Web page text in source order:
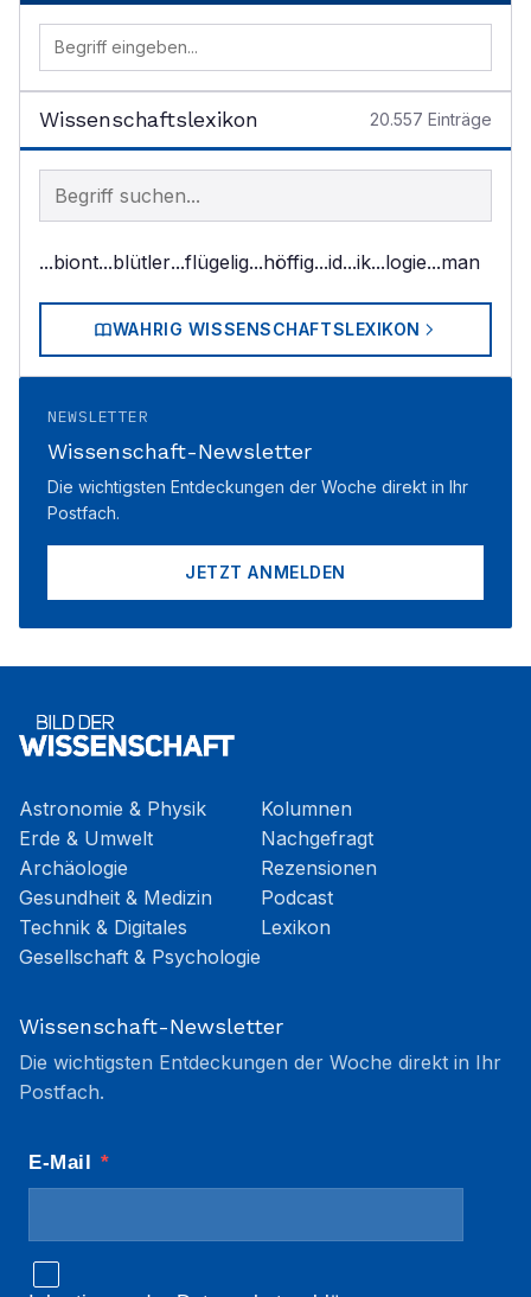
Wissenschaftslexikon 20.557 Einträge
Begriff im Lexikon suchen
...biont...blütler...flügelig...höffig...id...ik...logie...man
WAHRIG WISSENSCHAFTSLEXIKON
NEWSLETTER
Wissenschaft-Newsletter
Die wichtigsten Entdeckungen der Woche direkt in Ihr
Postfach.
JETZT ANMELDEN
Astronomie & Physik
Erde & Umwelt
Archäologie
Gesundheit & Medizin
Technik & Digitales
Gesellschaft & Psychologie
Kolumnen
Nachgefragt
Rezensionen
Podcast
Lexikon
Wissenschaft-Newsletter
Die wichtigsten Entdeckungen der Woche direkt in Ihr
Postfach.